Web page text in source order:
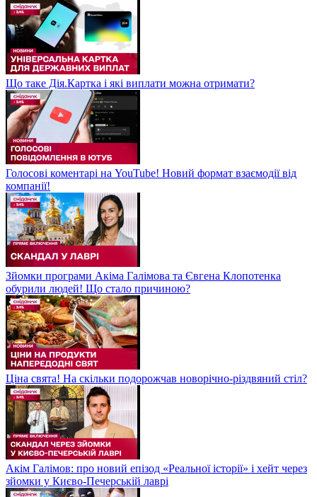
Що таке Дія.Картка і які виплати можна отримати?
Голосові коментарі на YouTube! Новий формат взаємодії від
компанії!
Зйомки програми Акіма Галімова та Євгена Клопотенка
обурили людей! Що стало причиною?
Ціна свята! На скільки подорожчав новорічно-різдвяний стіл?
Акім Галімов: про новий епізод «Реальної історії» і хейт через
зйомки у Києво-Печерській лаврі